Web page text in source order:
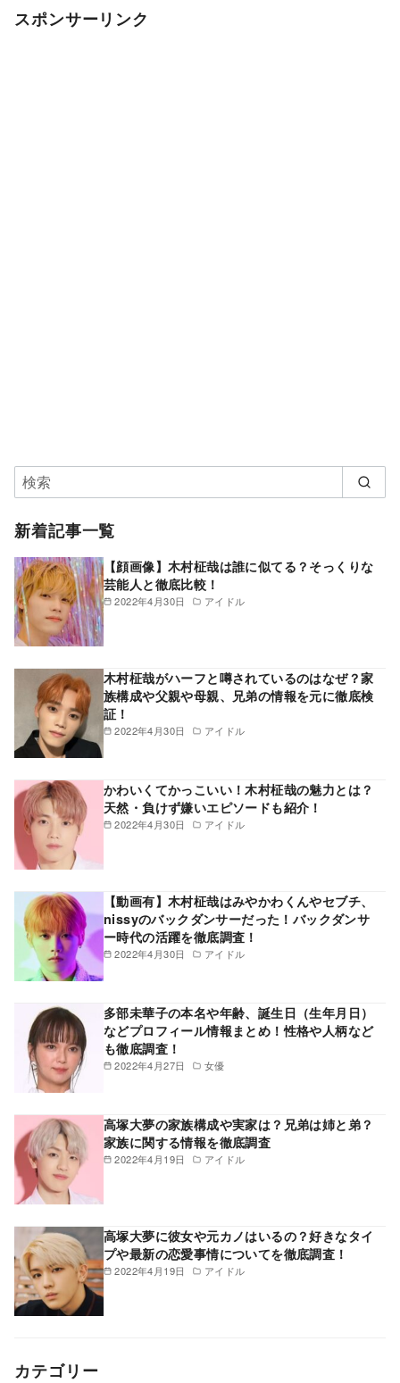
スポンサーリンク
新着記事一覧
2022年4月30日 アイドル
【顔画像】木村柾哉は誰に似てる？そっくりな
芸能人と徹底比較！
2022年4月30日 アイドル
木村柾哉がハーフと噂されているのはなぜ？家
族構成や父親や母親、兄弟の情報を元に徹底検
証！
2022年4月30日 アイドル
かわいくてかっこいい！木村柾哉の魅力とは？
天然・負けず嫌いエピソードも紹介！
2022年4月30日 アイドル
【動画有】木村柾哉はみやかわくんやセブチ、
nissyのバックダンサーだった！バックダンサ
ー時代の活躍を徹底調査！
2022年4月27日 女優
多部未華子の本名や年齢、誕生日（生年月日）
などプロフィール情報まとめ！性格や人柄など
も徹底調査！
2022年4月19日 アイドル
高塚大夢の家族構成や実家は？兄弟は姉と弟？
家族に関する情報を徹底調査
2022年4月19日 アイドル
高塚大夢に彼女や元カノはいるの？好きなタイ
プや最新の恋愛事情についてを徹底調査！
カテゴリー